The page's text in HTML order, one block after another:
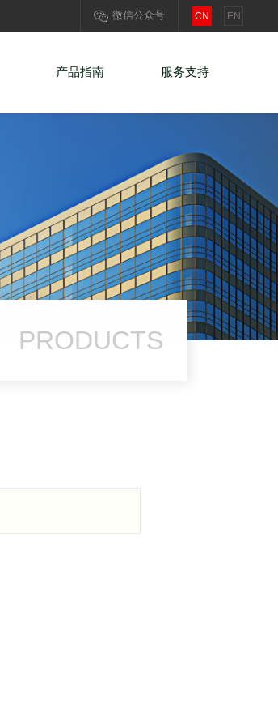
微信公众号 EN
CN
产品指南 服务支持
PRODUCTS